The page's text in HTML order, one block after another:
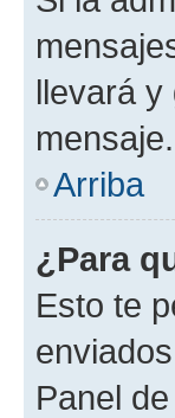
llevará
mensaje.
Arriba
¿Para
Esto te
Panel